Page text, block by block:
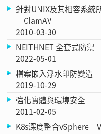
針對UNIX及其相容系
—ClamAV
2010-03-30
NEITHNET 全套式防
2022-05-01
檔案嵌入浮水印防變造
2019-10-29
強化實體與環境安全
2011-02-05
K8s深度整合vSphere